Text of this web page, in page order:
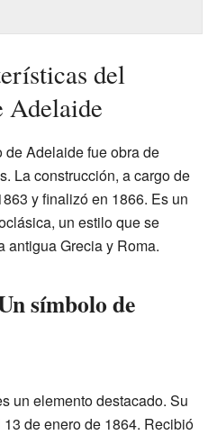
del
Adelaide
Adelaide fue obra de
La construcción, a cargo de
y finalizó en 1866. Es un
un estilo que se
antigua Grecia y Roma.
símbolo de
un elemento destacado. Su
de enero de 1864. Recibió